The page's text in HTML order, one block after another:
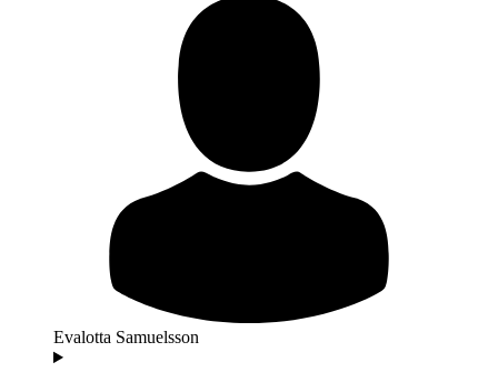
Evalotta Samuelsson